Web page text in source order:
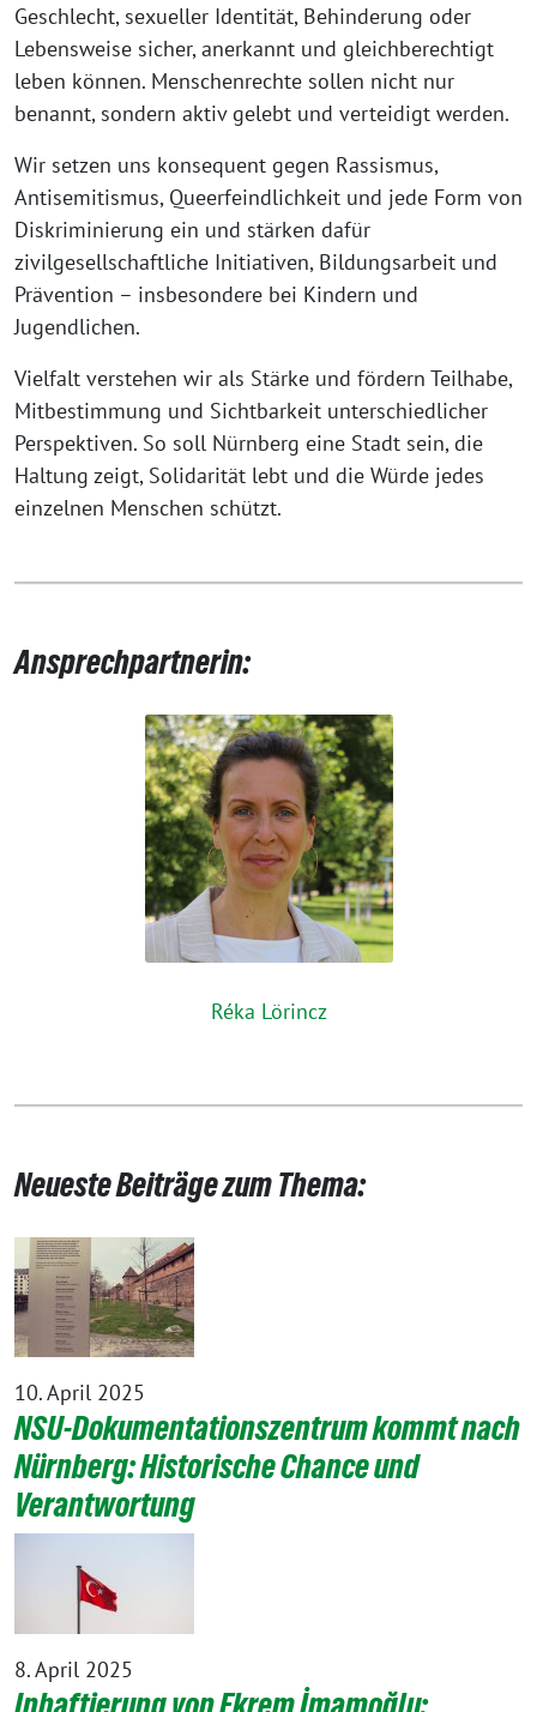
Geschlecht, sexueller Identität, Behinderung oder
Lebensweise sicher, anerkannt und gleichberechtigt
leben können. Menschenrechte sollen nicht nur
benannt, sondern aktiv gelebt und verteidigt werden.
Wir setzen uns konsequent gegen Rassismus,
Antisemitismus, Queerfeindlichkeit und jede Form von
Diskriminierung ein und stärken dafür
zivilgesellschaftliche Initiativen, Bildungsarbeit und
Prävention – insbesondere bei Kindern und
Jugendlichen.
Vielfalt verstehen wir als Stärke und fördern Teilhabe,
Mitbestimmung und Sichtbarkeit unterschiedlicher
Perspektiven. So soll Nürnberg eine Stadt sein, die
Haltung zeigt, Solidarität lebt und die Würde jedes
einzelnen Menschen schützt.
Ansprechpartnerin:
Réka Lörincz
Neueste Beiträge zum Thema:
10. April 2025
NSU-Dokumentationszentrum kommt nach
Nürnberg: Historische Chance und
Verantwortung
8. April 2025